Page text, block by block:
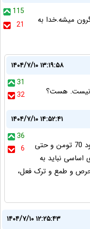
115
21
میشه.خدا به
۱۴۰۴/۷/۱۰ ۱۳:۱۹:۵۸
31
32
نیست. هست؟
۱۴۰۴/۷/۱۰ ۱۴:۵۲:۴۱
36
6
دلار تخصیصی به کالای اساسی حدود 70 تومن و حتی
اساسی نباید به
حرص و طمع و ترک فعل،
۱۴۰۴/۷/۱۰ ۱۲:۲۵:۴۳